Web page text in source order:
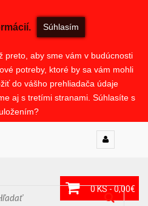
Súhlasím
preto, aby sme vám v budúcnosti
potreby, ktoré by sa vám mohli
do vášho prehliadača údaje
aj s tretími stranami. Súhlasíte s
0 KS - 0,00€